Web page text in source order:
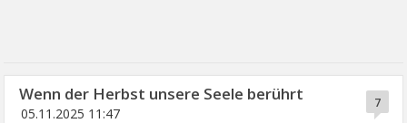
7
Wenn der Herbst unsere Seele berührt
05.11.2025 11:47